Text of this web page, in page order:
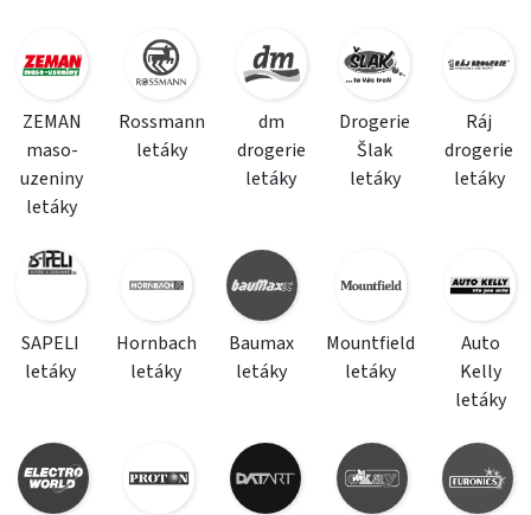
ZEMAN
maso-
uzeniny
letáky
Rossmann
letáky
dm
drogerie
letáky
Drogerie
Šlak
letáky
Ráj
drogerie
letáky
SAPELI
letáky
Hornbach
letáky
Baumax
letáky
Mountfield
letáky
Auto
Kelly
letáky